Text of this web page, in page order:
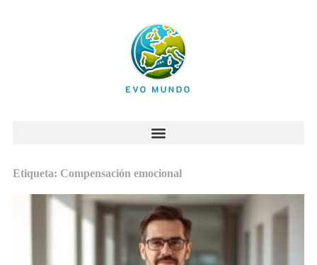
Etiqueta: Compensación emocional